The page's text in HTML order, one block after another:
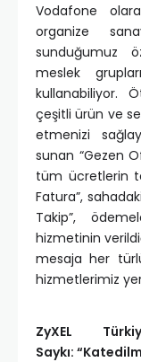
Vodafone
organize
sunduğumuz
meslek
kullanabiliyor.
çeşitli ürün ve
etmenizi
sunan “Gezen
tüm ücretlerin
Fatura”,
Takip”,
hizmetinin
mesaja her
hizmetlerimiz yer
ZyXEL
Saykı: